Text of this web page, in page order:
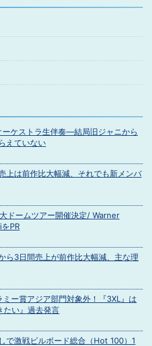
ケストラ生伴奏―結局旧ジャニから
えていない
上は前作比大幅減、それでも新メンバ
ドームツアー開催決定/ Warner
PR
ら3日間売上が前作比大幅減、主な理
ー賞アジア部門対象外！『3XL』は
たい』過去発言
で激戦ビルボード総合（Hot 100）1